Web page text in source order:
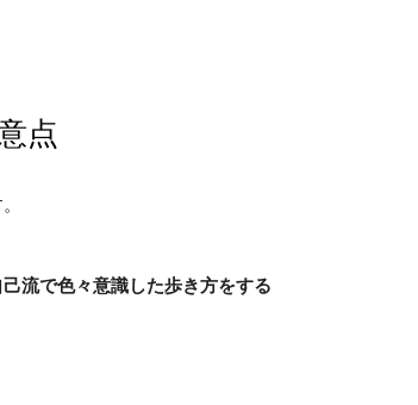
点
己流で色々意識した歩き方をする